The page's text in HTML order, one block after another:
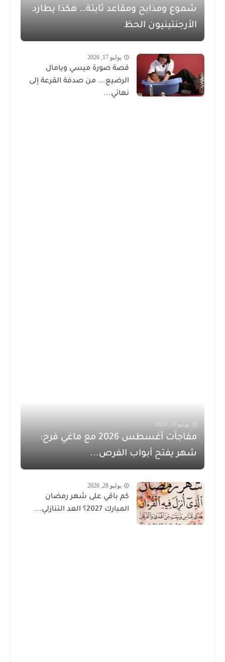
شموع ومذابح ومقاعد ثابتة… هكذا يطارد
الأرجنتينيون الحظ
يوليو 17, 2026
قصة صورة ميسي ويامال
الرضيع... من صدفة القرعة إلى
نهائي...
يوليو 30, 2026
مفاجآت أغسطس 2026 مع ماغي فرح:
شهر يفتح أبواب الفرص...
يوليو 28, 2026
كم باقي على شهر رمضان
المبارك 2027؟ العد التنازلي...